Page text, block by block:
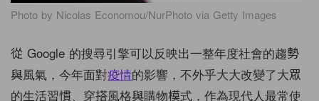
Photo by Nicolas Economou/NurPhoto via Getty Images
從 Google 的搜尋引擎可以反映出一整年度社會的趨勢
與風氣，今年面對疫情的影響，不外乎大大改變了大眾
的生活習慣、穿搭風格與購物模式，作為現代人最常使